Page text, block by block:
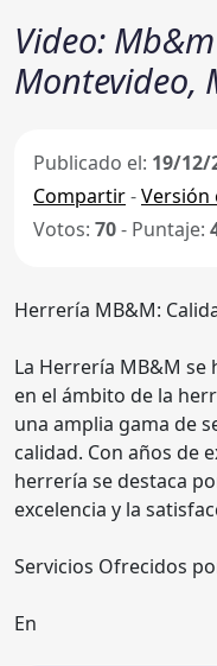
Video:
Montevideo,
Publicado el: 19/12/
Compartir-Versión
Votos: 70- Puntaje:
Herrería MB&M:
La Herrería MB&M
en el ámbito de la
una amplia gama de
calidad. Con años de
herrería se destaca
excelencia y la
Servicios Ofrecidos
En